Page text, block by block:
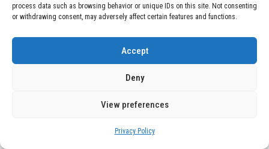
process data such as browsing behavior or unique IDs on this site. Not consenting
or withdrawing consent, may adversely affect certain features and functions.
Accept
Deny
View preferences
Privacy Policy
BLOG February 13, 2026
La cita más conocida del
filósofo Marco Aurelio
presenta un inconveniente:
existen dudas significativas
sobre su autoría real